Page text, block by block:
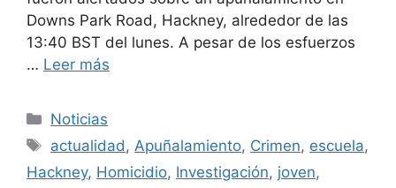
Downs Park Road, Hackney, alrededor de las
13:40 BST del lunes. A pesar de los esfuerzos
… Leer más
Categorías
Noticias
Etiquetas
actualidad , Apuñalamiento, Crimen, escuela,
Hackney, Homicidio, Investigación, joven,